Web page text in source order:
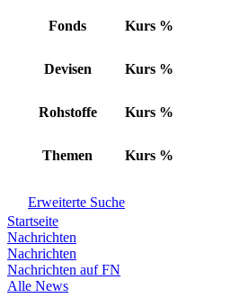
Fonds Kurs %
Devisen Kurs %
Rohstoffe Kurs %
Themen Kurs %
Erweiterte Suche
Startseite
Nachrichten
Nachrichten
Nachrichten auf FN
Alle News